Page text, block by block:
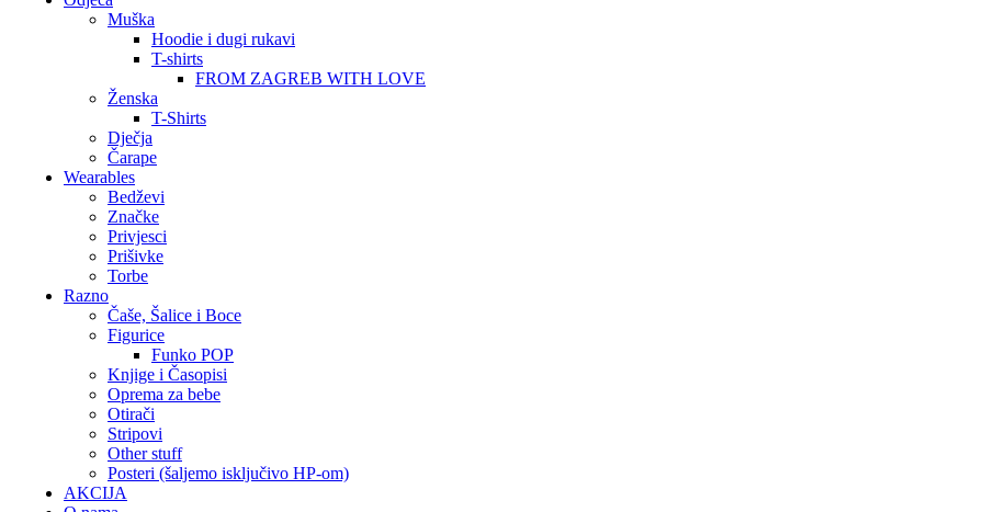
Muška
Hoodie i dugi rukavi
T-shirts
FROM ZAGREB WITH LOVE
Ženska
T-Shirts
Dječja
Čarape
Wearables
Bedževi
Značke
Privjesci
Prišivke
Torbe
Razno
Čaše, Šalice i Boce
Figurice
Funko POP
Knjige i Časopisi
Oprema za bebe
Otirači
Stripovi
Other stuff
Posteri (šaljemo isključivo HP-om)
AKCIJA